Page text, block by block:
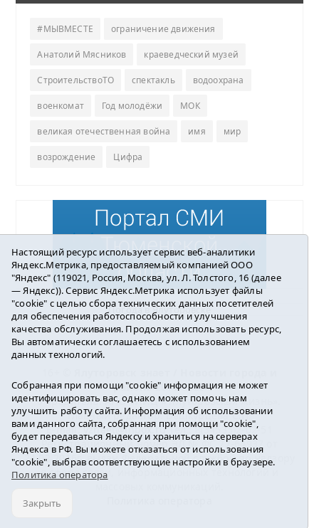
#МЫВМЕСТЕ ограничение движения
Анатолий Мясников краеведческий музей
СтроительствоТО спектакль водоохрана
военкомат Год молодёжи МОК
великая отечественная война имя мир
возрождение Цифра
Погода в Ялуторовске
района2016-2023
Учредитель: АНО «ИИЦ « Ялуторовская жизнь».
Главный редактор: Вешкурцева С.П.
E-mail:yznaet@inbox.ruТел.: 8(34535)2-02-51
Регистрационный номер ЭЛ № ФС 77-64937 от
24.02.2016г. выдан Федеральной службой по надзору
в сфере связи, информационных технологий и
Настоящий ресурс использует сервис веб-аналитики
Яндекс.Метрика, предоставляемый компанией ООО
"Яндекс" (119021, Россия, Москва, ул. Л. Толстого, 16 (далее
— Яндекс)). Сервис Яндекс.Метрика использует файлы
"cookie" с целью сбора технических данных посетителей
для обеспечения работоспособности и улучшения
качества обслуживания. Продолжая использовать ресурс,
Вы автоматически соглашаетесь с использованием
данных технологий.
Собранная при помощи "cookie" информация не может
идентифицировать вас, однако может помочь нам
улучшить работу сайта. Информация об использовании
вами данного сайта, собранная при помощи "cookie",
будет передаваться Яндексу и храниться на серверах
Яндекса в РФ. Вы можете отказаться от использования
"cookie", выбрав соответствующие настройки в браузере.
Политика оператора
Закрыть